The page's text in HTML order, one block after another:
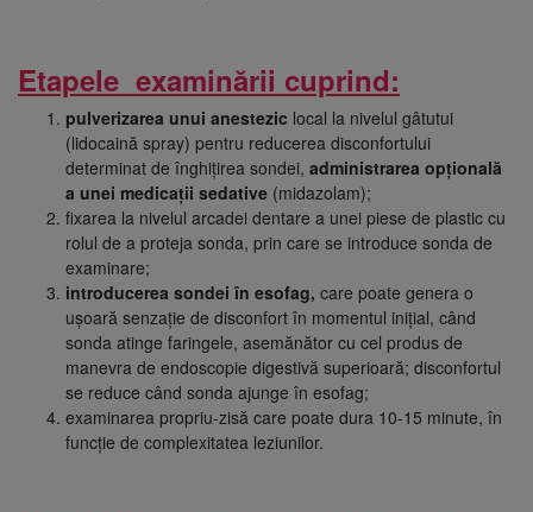
Etapele examinării cuprind:
pulverizarea unui anestezic local la nivelul gâtutui
(lidocaină spray) pentru reducerea disconfortului
determinat de înghițirea sondei, administrarea opțională
a unei medicații sedative (midazolam);
fixarea la nivelul arcadei dentare a unei piese de plastic cu
rolul de a proteja sonda, prin care se introduce sonda de
examinare;
introducerea sondei în esofag, care poate genera o
ușoară senzație de disconfort în momentul inițial, când
sonda atinge faringele, asemănător cu cel produs de
manevra de endoscopie digestivă superioară; disconfortul
se reduce când sonda ajunge în esofag;
examinarea propriu-zisă care poate dura 10-15 minute, în
funcție de complexitatea leziunilor.